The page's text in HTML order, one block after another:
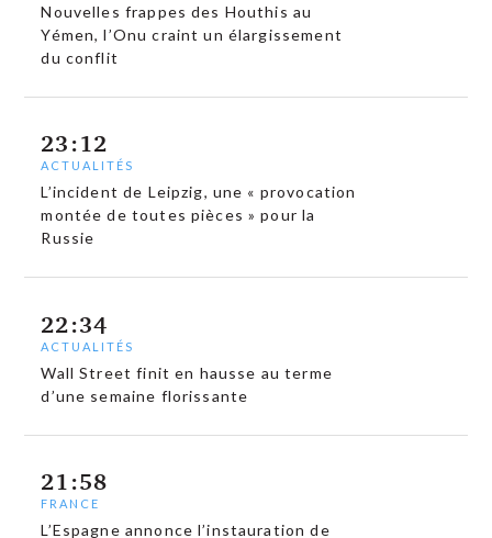
Nouvelles frappes des Houthis au
Yémen, l’Onu craint un élargissement
du conflit
23:12
ACTUALITÉS
L’incident de Leipzig, une « provocation
montée de toutes pièces » pour la
Russie
22:34
ACTUALITÉS
Wall Street finit en hausse au terme
d’une semaine florissante
21:58
FRANCE
L’Espagne annonce l’instauration de